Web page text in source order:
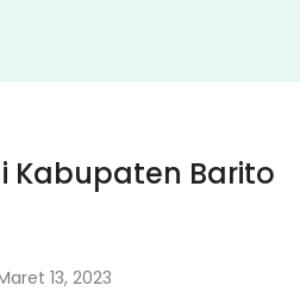
Kabupaten Barito
13, 2023